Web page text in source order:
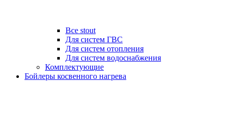
Все stout
Для систем ГВС
Для систем отопления
Для систем водоснабжения
Комплектующие
Бойлеры косвенного нагрева